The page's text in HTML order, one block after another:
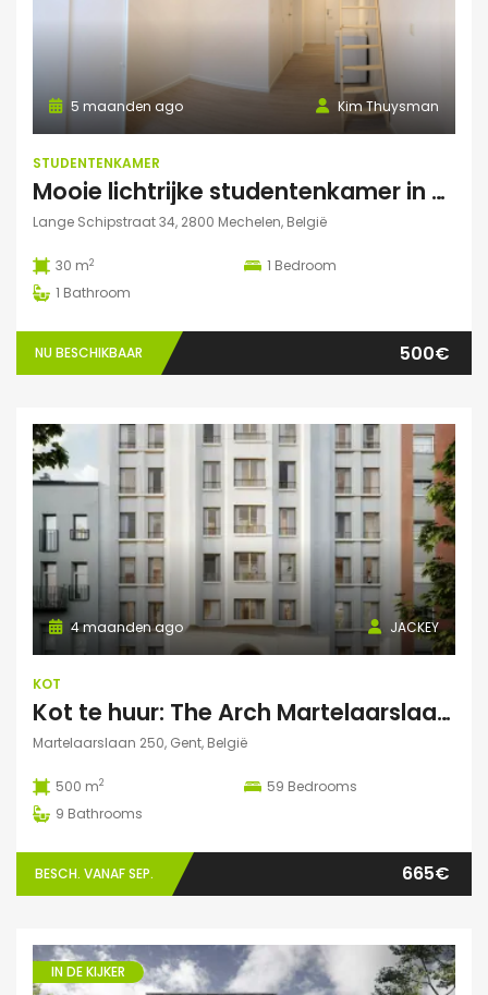
Kim Thuysman
5 maanden ago
STUDENTENKAMER
Mooie lichtrijke studentenkamer in hartje Mechelen! (te huur t.e.m. 31 augustus)
Lange Schipstraat 34, 2800 Mechelen, België
30 m2 1 Bedroom
1 Bathroom
NU BESCHIKBAAR 500€
JACKEY
4 maanden ago
KOT
Kot te huur: The Arch Martelaarslaan 250
Martelaarslaan 250, Gent, België
500 m2 59 Bedrooms
9 Bathrooms
BESCH. VANAF SEP. 665€
IN DE KIJKER